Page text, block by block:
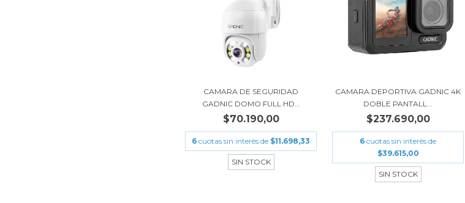
CAMARA DE SEGURIDAD
GADNIC DOMO FULL HD...
$70.190,00
6 cuotas sin interés de $11.698,33
SIN STOCK
CAMARA DEPORTIVA GADNIC 4K
DOBLE PANTALL...
$237.690,00
6 cuotas sin interés de
$39.615,00
SIN STOCK